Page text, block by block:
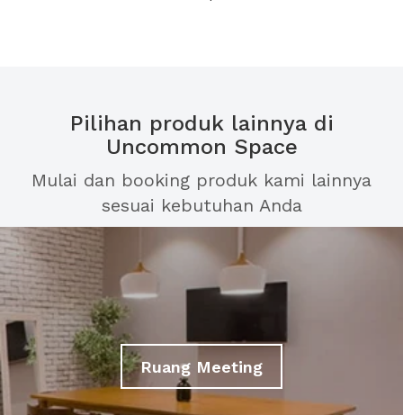
Pilihan produk lainnya di
Uncommon Space
Mulai dan booking produk kami lainnya
sesuai kebutuhan Anda
Ruang Meeting